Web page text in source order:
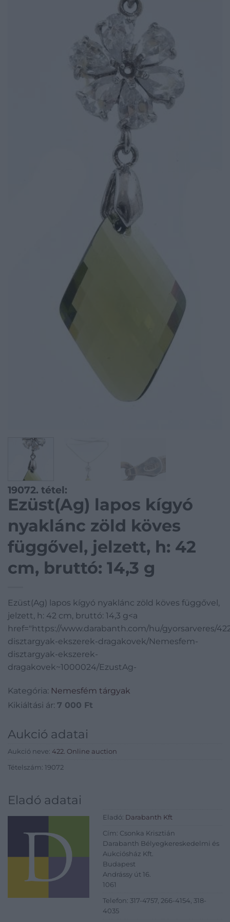
19072. tétel:
Ezüst(Ag) lapos kígyó
nyaklánc zöld köves
függővel, jelzett, h: 42
cm, bruttó: 14,3 g
Ezüst(Ag) lapos kígyó nyaklánc zöld köves függővel,
jelzett, h: 42 cm, bruttó: 14,3 g<a
href="https://www.darabanth.com/hu/gyorsarveres/
disztargyak-ekszerek-dragakovek/Nemesfem-
disztargyak-ekszerek-
dragakovek~1000024/EzustAg-
Kategória: Nemesfém tárgyak
Kikiáltási ár: 7 000 Ft
Aukció adatai
Aukció neve: 422. Online auction
Tételszám: 19072
Eladó adatai
Eladó: Darabanth Kft
Cím: Csonka Krisztián
Darabanth Bélyegkereskedelmi és
Aukciósház Kft.
Budapest
Andrássy út 16.
1061
Telefon: 317-4757, 266-4154, 318-
4035